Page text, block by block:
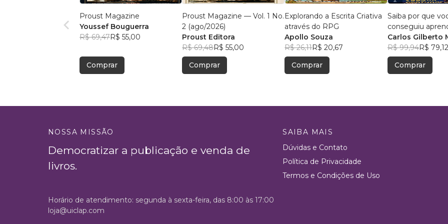
Proust Magazine
Youssef Bouguerra
R$ 69,47R$ 55,00
Comprar
Proust Magazine — Vol. 1 No.
2 (ago/2026)
Proust Editora
R$ 69,48R$ 55,00
Comprar
Explorando a Escrita Criativa
através do RPG
Apollo Souza
R$ 26,11R$ 20,67
Comprar
Saiba por que
conseguiu
português
Carlos Gilberto
Rodrigues
Ferrari
R$ 99,94R$ 79,12
Comprar
NOSSA MISSÃO
Democratizar a publicação e venda de
livros.
SAIBA MAIS
Dúvidas e Contato
Política de Privacidade
Termos e Condições de Uso
Horário de atendimento: segunda à sexta-feira, das 8:00 às 17:00
loja@uiclap.com